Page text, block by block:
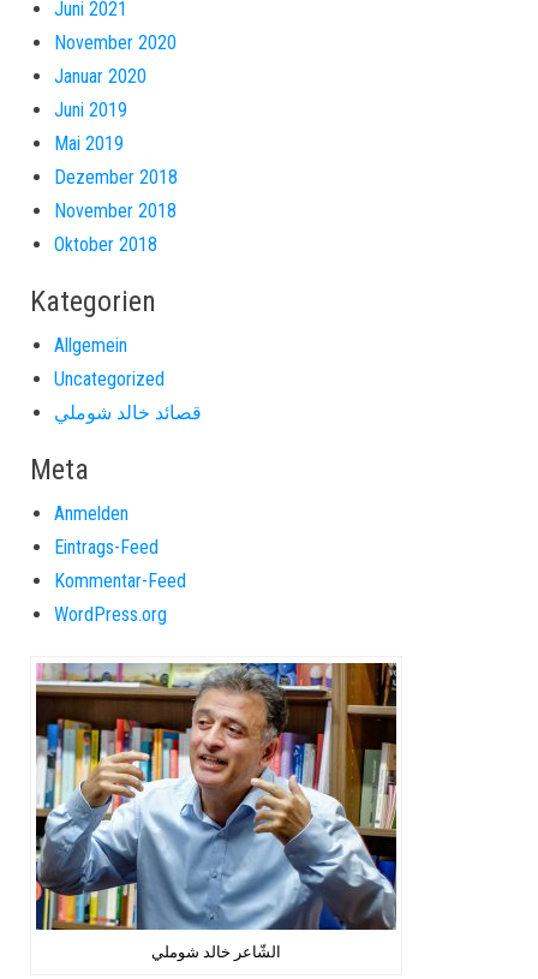
Juni 2021
November 2020
Januar 2020
Juni 2019
Mai 2019
Dezember 2018
November 2018
Oktober 2018
Kategorien
Allgemein
Uncategorized
قصائد خالد شوملي
Meta
Anmelden
Eintrags-Feed
Kommentar-Feed
WordPress.org
الشّاعر خالد شوملي